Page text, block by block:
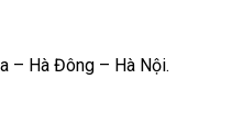
– Hà Đông – Hà Nội.